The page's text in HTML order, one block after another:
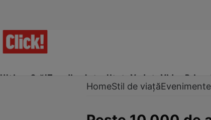
Ultima Oră!Trending Actualitate Vedete Video Prime
HomeStil de viațăEvenimente